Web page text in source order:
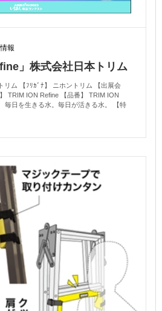
報
」株式会社日本トリム
リム 【ﾌﾘｶﾞﾅ】 ニホントリム 【出展会
TRIM ION Refine 【品番】 TRIM ION
毎日を生きる水。毎日が活きる水。 【特